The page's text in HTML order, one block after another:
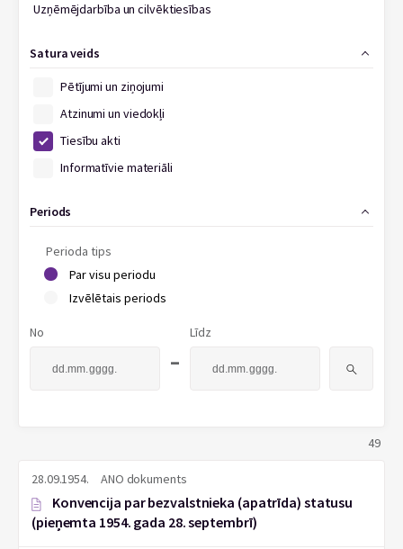
Uzņēmējdarbība un cilvēktiesības
Satura veids
Pētījumi un ziņojumi
Atzinumi un viedokļi
Tiesību akti
Informatīvie materiāli
Periods
Perioda tips
Par visu periodu
Izvēlētais periods
No
-
Līdz
49
28.09.1954. ANO dokuments
Konvencija par bezvalstnieka (apatrīda) statusu
(pieņemta 1954. gada 28. septembrī)